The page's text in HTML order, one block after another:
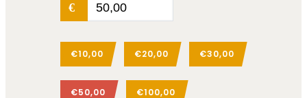
€
€10,00 €20,00 €30,00
€50,00 €100,00